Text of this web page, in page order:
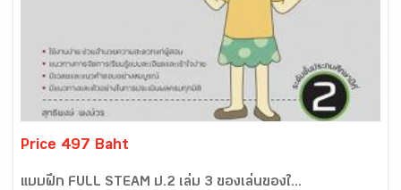
Price 497 Baht
แบบฝึก FULL STEAM ป.2 เล่ม 3 ของเล่นของใ...